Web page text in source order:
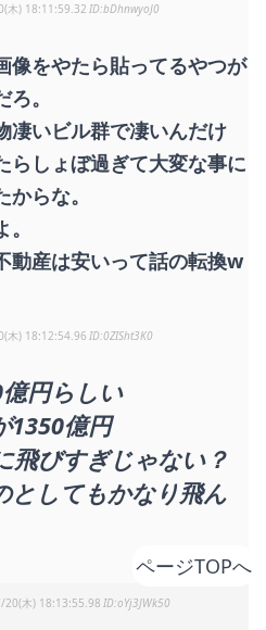
木) 18:11:59.32 bDhnwyoJ0
像をやたら貼ってるやつが
。
凄いビル群で凄いんだけ
らしょぼ過ぎて大変な事に
らな。
動産は安いって話の転換w
木) 18:12:54.96 0ZISht3K0
円らしい
1350億円
飛びすぎじゃない？
としてもかなり飛ん
木) 18:13:55.98 oYj3JWk50
ページTOPへ